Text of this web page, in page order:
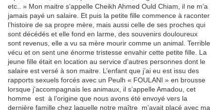
etc.. » Mon maitre s’appelle Cheikh Ahmed Ould Chiam, il ne m’a
jamais payé un salaire. Et puis la petite fille commence à raconter
l’histoire de sa propre mère, mais aussi celle de ses proches qui
sont décédés et elle fond en larme, des souvenirs douloureux
sont revenus, elle a vu sa mère mourir comme un animal. Terrible
vécu et on sent une énorme tristesse envahir cette petite fille. La
jeune fille était en location au service d’autres personnes dont le
salaire est versé à son maitre. L’enfant que j’ai eu est issu des
rapports sexuels forcés avec un Peulh « FOULANI » en brousse
lorsque j’accompagnais les animaux, il s’appelle Amadou, cet
homme est à l’origine que nous avons été envoyé vers la
dernière famille chez laquelle notre maître m’avait placé avec ma